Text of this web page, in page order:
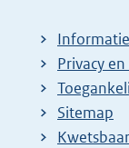
Privacy
Sitemap
E